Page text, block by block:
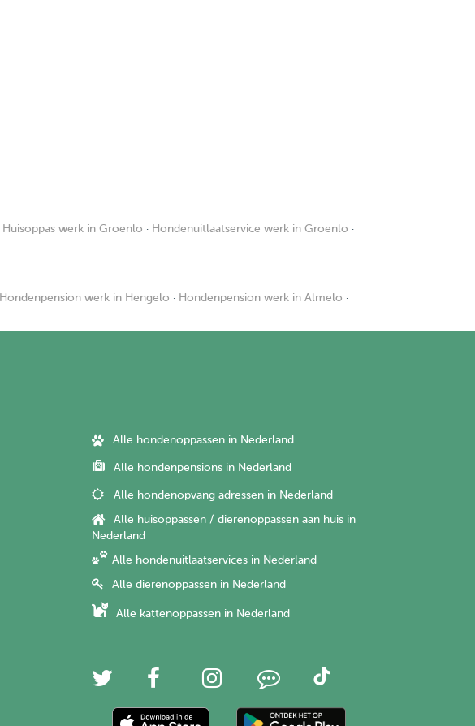
Huisoppas werk in Groenlo · Hondenuitlaatservice werk in Groenlo ·
Hondenpension werk in Hengelo · Hondenpension werk in Almelo ·
Alle hondenoppassen in Nederland
Alle hondenpensions in Nederland
Alle hondenopvang adressen in Nederland
Alle huisoppassen / dierenoppassen aan huis in
Nederland
Alle hondenuitlaatservices in Nederland
Alle dierenoppassen in Nederland
Alle kattenoppassen in Nederland